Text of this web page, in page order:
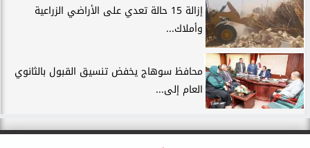
إزالة 15 حالة تعدي على الأراضي الزراعية
وأملاك...
محافظ سوهاج يخفض تنسيق القبول بالثانوي
العام إلى...